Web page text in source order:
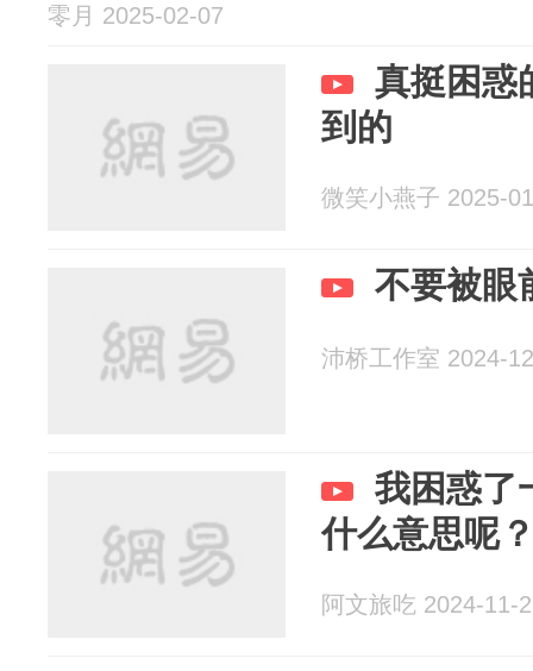
零月 2025-02-07
真挺困惑
到的
微笑小燕子 2025-
不要被眼
沛桥工作室 2024-
我困惑了
什么意思呢
阿文旅吃 2024-11-